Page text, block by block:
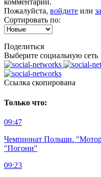
комментарии.
Пожалуйста, войдите или
Сортировать по:
Поделиться
Выберите социальную сеть
Ccылка скопирована
Только что:
09:47
Чемпионат Польши.
"Погони"
09:23